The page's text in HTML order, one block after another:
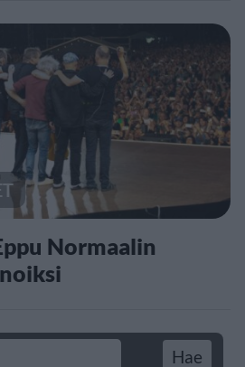
Normaalin